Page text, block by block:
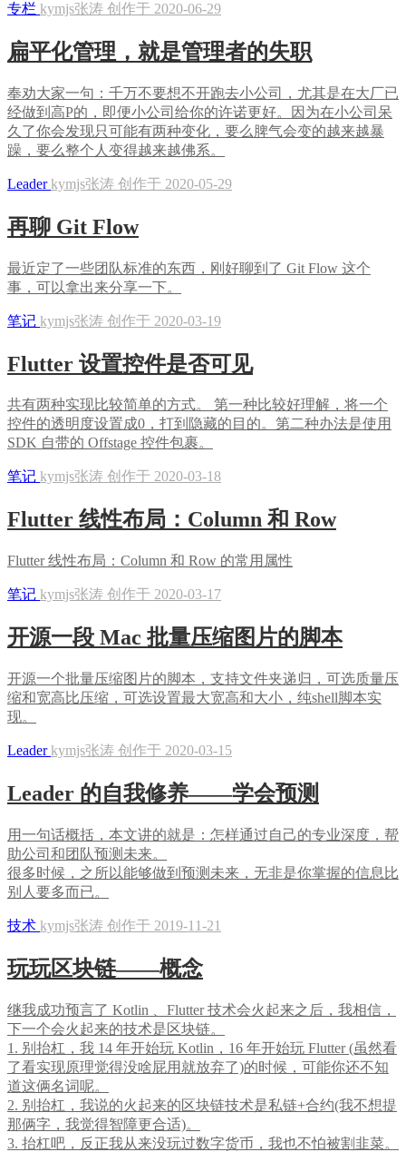
专栏 kymjs张涛 创作于 2020-06-29
扁平化管理，就是管理者的失职
奉劝大家一句：千万不要想不开跑去小公司，尤其是在大厂已
经做到高P的，即便小公司给你的许诺更好。因为在小公司呆
久了你会发现只可能有两种变化，要么脾气会变的越来越暴
躁，要么整个人变得越来越佛系。
Leader kymjs张涛 创作于 2020-05-29
再聊 Git Flow
最近定了一些团队标准的东西，刚好聊到了 Git Flow 这个
事，可以拿出来分享一下。
笔记 kymjs张涛 创作于 2020-03-19
Flutter 设置控件是否可见
共有两种实现比较简单的方式。 第一种比较好理解，将一个
控件的透明度设置成0，打到隐藏的目的。第二种办法是使用
SDK 自带的 Offstage 控件包裹。
笔记 kymjs张涛 创作于 2020-03-18
Flutter 线性布局：Column 和 Row
Flutter 线性布局：Column 和 Row 的常用属性
笔记 kymjs张涛 创作于 2020-03-17
开源一段 Mac 批量压缩图片的脚本
开源一个批量压缩图片的脚本，支持文件夹递归，可选质量压
缩和宽高比压缩，可选设置最大宽高和大小，纯shell脚本实
现。
Leader kymjs张涛 创作于 2020-03-15
Leader 的自我修养——学会预测
用一句话概括，本文讲的就是：怎样通过自己的专业深度，帮
助公司和团队预测未来。
很多时候，之所以能够做到预测未来，无非是你掌握的信息比
别人要多而已。
技术 kymjs张涛 创作于 2019-11-21
玩玩区块链——概念
继我成功预言了 Kotlin 、Flutter 技术会火起来之后，我相信，
下一个会火起来的技术是区块链。
1. 别抬杠，我 14 年开始玩 Kotlin，16 年开始玩 Flutter (虽然看
了看实现原理觉得没啥屁用就放弃了)的时候，可能你还不知
道这俩名词呢。
2. 别抬杠，我说的火起来的区块链技术是私链+合约(我不想提
那俩字，我觉得智障更合适)。
3. 抬杠吧，反正我从来没玩过数字货币，我也不怕被割韭菜。